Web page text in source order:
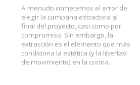
A menudo cometemos el error de
elegir la campana extractora al
final del proyecto, casi como por
compromiso. Sin embargo, la
extracción es el elemento que más
condiciona la estética (y la libertad
de movimiento) en la cocina.